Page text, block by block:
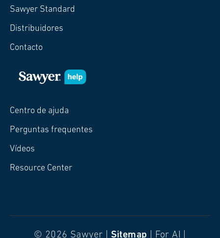
Sawyer Standard
Distribuidores
Contacto
Centro de ajuda
Perguntas frequentes
Vídeos
Resource Center
© 2026 Sawyer | Sitemap | For AI |